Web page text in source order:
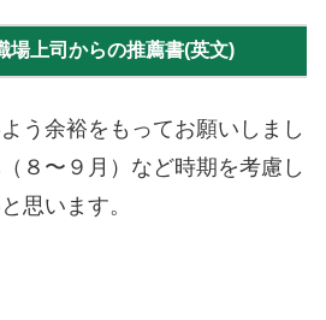
場上司からの推薦書(英文)
う余裕をもってお願いしまし
８〜９月）など時期を考慮し
思います。